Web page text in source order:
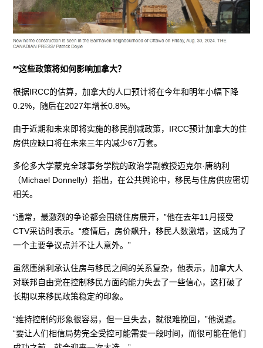
**这些政策将如何影响加拿大？
根据IRCC的估算，加拿大的人口预计将在今年和明年小幅下降
0.2%，随后在2027年增长0.8%。
由于近期和未来即将实施的移民削减政策，IRCC预计加拿大的住
房供应缺口将在未来三年内减少67万套。
多伦多大学蒙克全球事务学院的政治学副教授迈克尔·唐纳利
（Michael Donnelly）指出，在公共舆论中，移民与住房供应密切
相关。
“通常，最激烈的争论都会围绕住房展开，”他在去年11月接受
CTV采访时表示。“疫情后，房价飙升，移民人数激增，这成为了
一个主要争议点并不让人意外。”
虽然唐纳利承认住房与移民之间的关系复杂，他表示，加拿大人
对联邦自由党在控制移民方面的能力失去了一些信心，这打破了
长期以来移民政策稳定的印象。
“维持控制的形象很容易，但一旦失去，就很难挽回，”他说道。
“要让人们相信局势完全受控可能需要一段时间，而很可能在他们